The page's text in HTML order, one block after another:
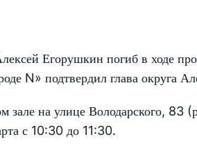
Егорушкин погиб в ходе
N» подтвердил глава округа
зале на улице Володарского, 83
с 10:30 до 11:30.